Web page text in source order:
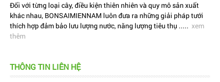
Đối với từng loại cây, điều kiện thiên nhiên và quy mô sản xuất
khác nhau, BONSAIMIENNAM luôn đưa ra những giải pháp tưới
thích hợp đảm bảo lưu lượng nước, năng lượng tiêu thụ ..... xem
thêm
THÔNG TIN LIÊN HỆ